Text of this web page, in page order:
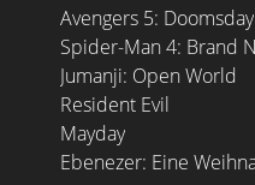
Avengers 5: Doomsday
Spider-Man 4: Brand
Jumanji: Open World
Resident Evil
Mayday
Ebenezer: Eine